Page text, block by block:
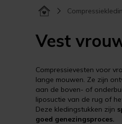
Vest
Compressievesten voor
lange mouwen. Ze zijn
aan de boven- of
liposuctie van de rug of
Deze kledingstukken zijn
goed genezingsproces.